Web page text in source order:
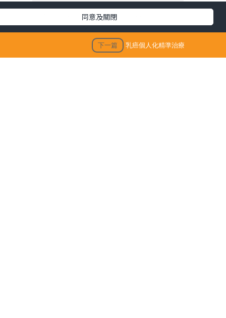
仙草農藥丨內地仙草驗出農藥超標 台灣
「鮮芋仙」及「CoCo」疑涉事 供應商急
澄清：未流入市面
九龍城地盤奪命意外丨安全經理疑失足
下一篇 乳癌個人化精準治療
同意及關閉